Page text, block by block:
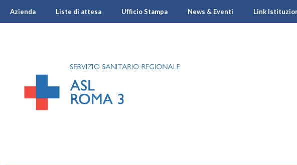
Azienda Liste di attesa Ufficio Stampa News & Eventi Link